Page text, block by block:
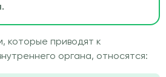
которые приводят к
органа, относятся: